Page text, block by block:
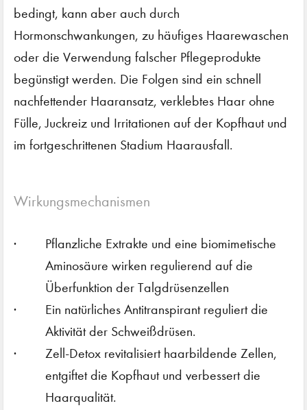
bedingt, kann aber auch durch
Hormonschwankungen, zu häufiges Haarewaschen
oder die Verwendung falscher Pflegeprodukte
begünstigt werden. Die Folgen sind ein schnell
nachfettender Haaransatz, verklebtes Haar ohne
Fülle, Juckreiz und Irritationen auf der Kopfhaut und
im fortgeschrittenen Stadium Haarausfall.
Wirkungsmechanismen
Pflanzliche Extrakte und eine biomimetische
Aminosäure wirken regulierend auf die
Überfunktion der Talgdrüsenzellen
Ein natürliches Antitranspirant reguliert die
Aktivität der Schweißdrüsen.
Zell-Detox revitalisiert haarbildende Zellen,
entgiftet die Kopfhaut und verbessert die
Haarqualität.